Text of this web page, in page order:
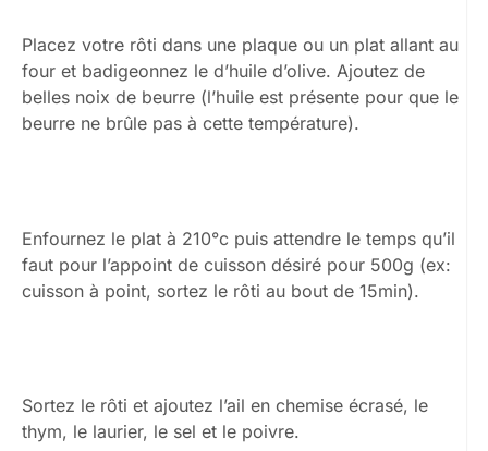
Placez votre rôti dans une plaque ou un plat allant au
four et badigeonnez le d’huile d’olive. Ajoutez de
belles noix de beurre (l’huile est présente pour que le
beurre ne brûle pas à cette température).
Enfournez le plat à 210°c puis attendre le temps qu’il
faut pour l’appoint de cuisson désiré pour 500g (ex:
cuisson à point, sortez le rôti au bout de 15min).
Sortez le rôti et ajoutez l’ail en chemise écrasé, le
thym, le laurier, le sel et le poivre.